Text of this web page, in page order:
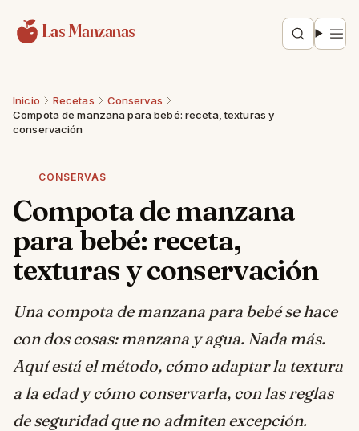
Las Manzanas
Inicio Recetas
Conservas
Compota de manzana para bebé: receta, texturas y
conservación
CONSERVAS
Compota de manzana
para bebé: receta,
texturas y conservación
Una compota de manzana para bebé se hace
con dos cosas: manzana y agua. Nada más.
Aquí está el método, cómo adaptar la textura
a la edad y cómo conservarla, con las reglas
de seguridad que no admiten excepción.